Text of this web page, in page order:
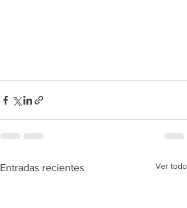
Entradas recientes Ver todo